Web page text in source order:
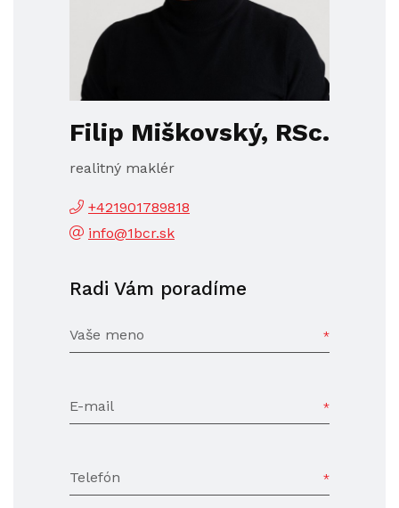
Filip Miškovský, RSc.
realitný maklér
+421901789818
info@1bcr.sk
Radi Vám poradíme
Vaše meno
E-mail
Telefón